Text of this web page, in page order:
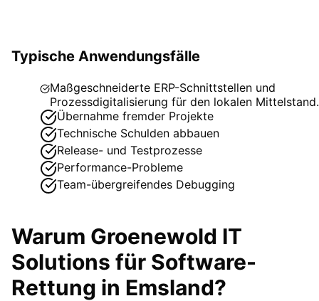
Typische Anwendungsfälle
Maßgeschneiderte ERP-Schnittstellen und
Prozessdigitalisierung für den lokalen Mittelstand.
Übernahme fremder Projekte
Technische Schulden abbauen
Release- und Testprozesse
Performance-Probleme
Team-übergreifendes Debugging
Warum Groenewold IT
Solutions für Software-
Rettung in Emsland?